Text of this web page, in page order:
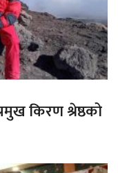
किरण श्रेष्ठको